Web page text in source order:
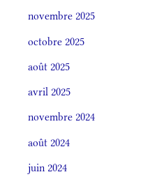
novembre 2025
octobre 2025
août 2025
avril 2025
novembre 2024
août 2024
juin 2024